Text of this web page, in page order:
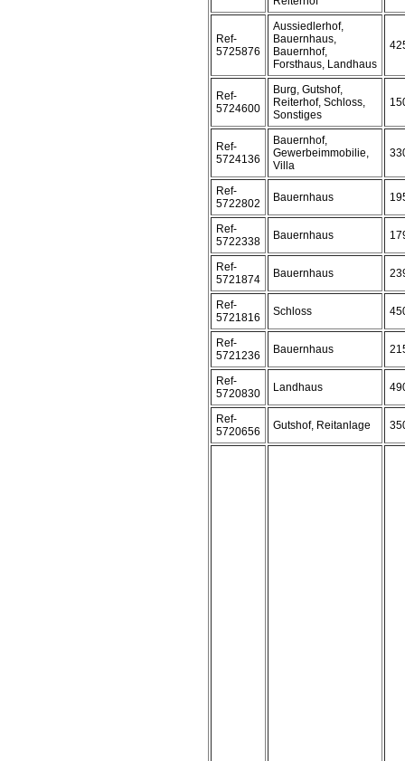
Ref-
5725876
Aussiedlerhof,
Bauernhaus,
Bauernhof,
Forsthaus, Landhaus
Ref-
5724600
Burg, Gutshof,
Reiterhof, Schloss,
Sonstiges
Ref-
5724136
Bauernhof,
Gewerbeimmobilie,
Villa
Ref-
5722802
Bauernhaus
Ref-
5722338
Bauernhaus
Ref-
5721874
Bauernhaus
Ref-
5721816
Schloss
Ref-
5721236
Bauernhaus
Ref-
5720830
Landhaus
Ref-
5720656
Gutshof, Reitanlage